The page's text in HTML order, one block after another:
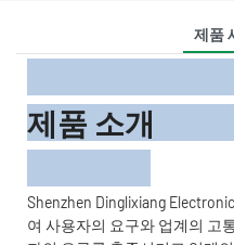
제품
제품
Shenzhen Dinglixiang
여 사용자의 요구와 업계의 고